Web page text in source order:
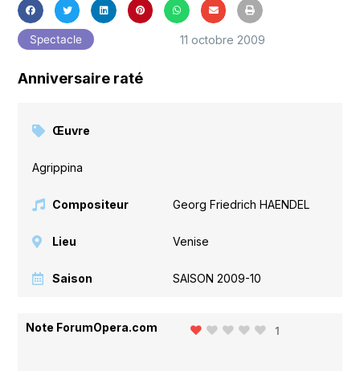
Spectacle 11 octobre 2009
Anniversaire raté
Œuvre
Agrippina
Compositeur Georg Friedrich HAENDEL
Lieu Venise
Saison SAISON 2009-10
Note ForumOpera.com 1